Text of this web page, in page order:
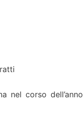
nel corso dell’anno